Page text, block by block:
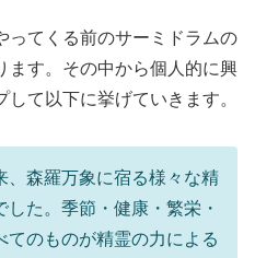
ってくる前のサーミドラムの
ます。その中から個人的に興
て以下に挙げていきます。
、森羅万象に宿る様々な精
た。季節・健康・繁栄・
てのものが精霊の力による